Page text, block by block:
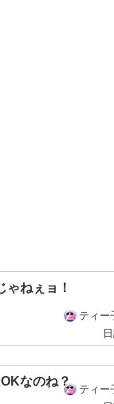
ゃねぇョ！
ティー
なのね？
ティー